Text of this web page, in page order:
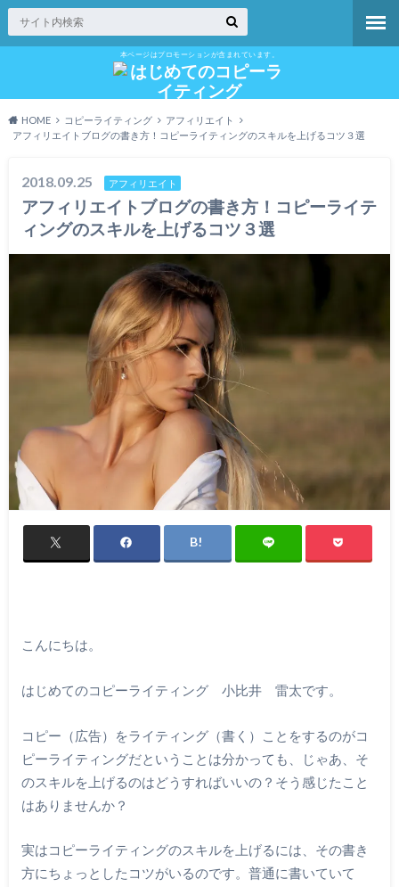
本ページはプロモーションが含まれています。
HOME コピーライティング
アフィリエイト
アフィリエイトブログの書き方！コピーライティングのスキルを上げるコツ３選
2018.09.25 アフィリエイト
アフィリエイトブログの書き方！コピーライテ
ィングのスキルを上げるコツ３選
こんにちは。
はじめてのコピーライティング 小比井 雷太です。
コピー（広告）をライティング（書く）ことをするのがコ
ピーライティングだということは分かっても、じゃあ、そ
のスキルを上げるのはどうすればいいの？そう感じたこと
はありませんか？
実はコピーライティングのスキルを上げるには、その書き
方にちょっとしたコツがいるのです。普通に書いていて